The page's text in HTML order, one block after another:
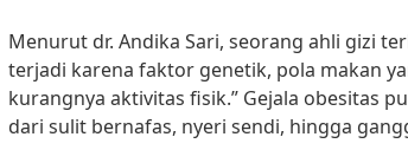
Menurut dr. Andika Sari, seorang ahli gizi
terjadi karena faktor genetik, pola makan
kurangnya aktivitas fisik.” Gejala obesitas
dari sulit bernafas, nyeri sendi, hingga